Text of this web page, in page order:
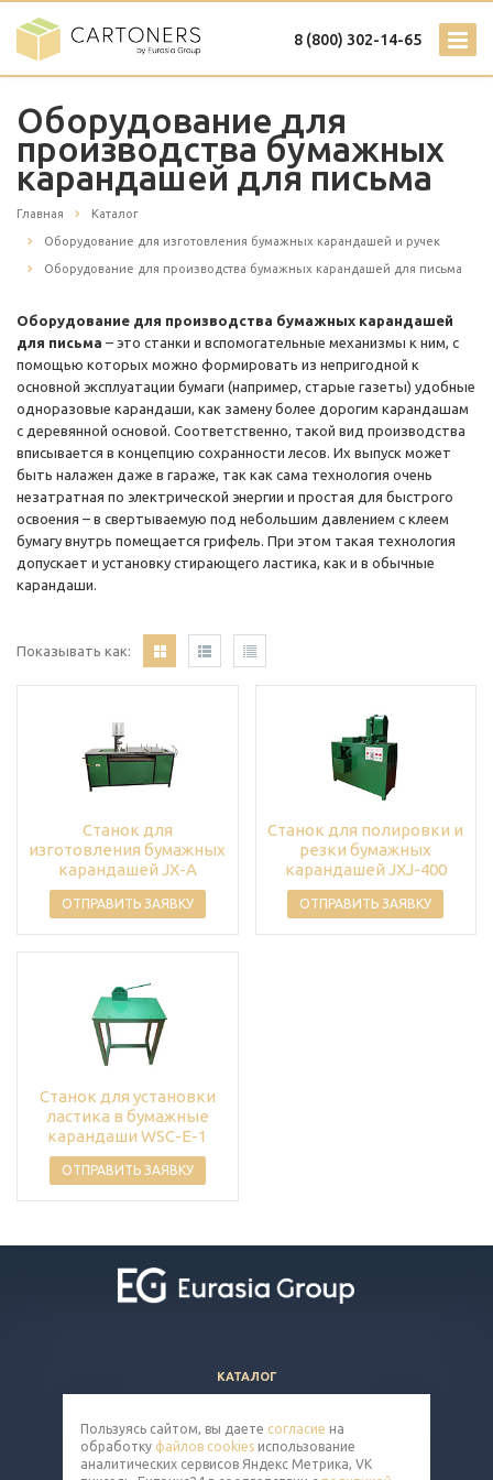
8 (800) 302-14-65
Оборудование для
производства бумажных
карандашей для письма
Главная Каталог
Оборудование для изготовления бумажных карандашей и ручек
Оборудование для производства бумажных карандашей для письма
Оборудование для производства бумажных карандашей
для письма – это станки и вспомогательные механизмы к ним, с
помощью которых можно формировать из непригодной к
основной эксплуатации бумаги (например, старые газеты) удобные
одноразовые карандаши, как замену более дорогим карандашам
с деревянной основой. Соответственно, такой вид производства
вписывается в концепцию сохранности лесов. Их выпуск может
быть налажен даже в гараже, так как сама технология очень
незатратная по электрической энергии и простая для быстрого
освоения – в свертываемую под небольшим давлением с клеем
бумагу внутрь помещается грифель. При этом такая технология
допускает и установку стирающего ластика, как и в обычные
карандаши.
Показывать как:
Станок для
изготовления бумажных
карандашей JX-A
ОТПРАВИТЬ ЗАЯВКУ
Станок для полировки и
резки бумажных
карандашей JXJ-400
ОТПРАВИТЬ ЗАЯВКУ
Станок для установки
ластика в бумажные
карандаши WSC-E-1
ОТПРАВИТЬ ЗАЯВКУ
КАТАЛОГ
КОМПАНИЯ
КОНТАКТЫ
Пользуясь сайтом, вы даете согласие на
обработку файлов cookies использование
аналитических сервисов Яндекс Метрика, VK